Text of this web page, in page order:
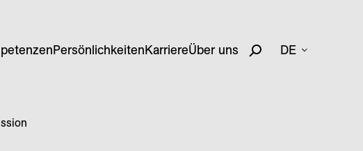
PersönlichkeitenKarriereÜber uns DE